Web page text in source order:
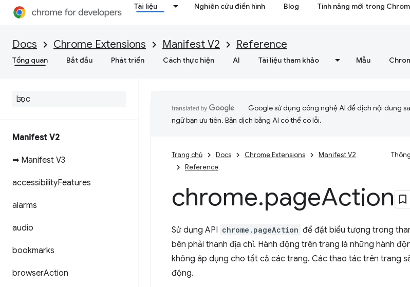
Tài liệu Nghiên cứu điển hình Blog Tính năng mới trong
Docs Chrome Extensions Manifest V2 Reference
Tổng quan Bắt đầu Phát triển Cách thực hiện AI Tài liệu tham khảo Mẫu
Manifest V2
➡ Manifest V3
accessibilityFeatures
alarms
audio
bookmarks
browserAction
Google sử dụng công nghệ AI để dịch nội dung
ngữ bạn ưu tiên. Bản dịch bằng AI có thể có lỗi.
Trang chủ Docs Chrome Extensions
Manifest V2
Reference
chrome.pageAction
Sử dụng API chrome.pageAction để đặt biểu tượng trong
bên phải thanh địa chỉ. Hành động trên trang là những hành
không áp dụng cho tất cả các trang. Các thao tác trên trang
động.